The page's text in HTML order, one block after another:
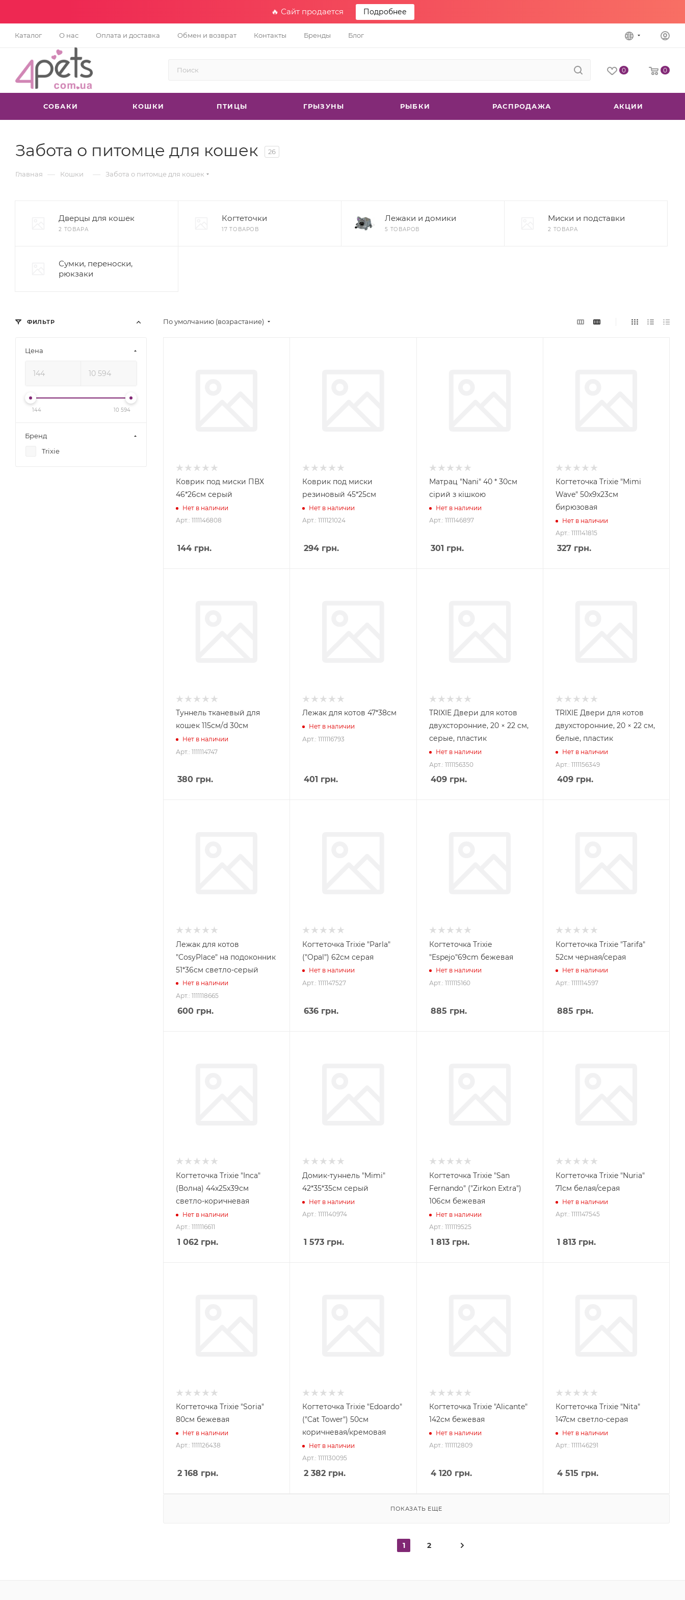
🔥 Сайт продается Подробнее
Каталог О нас Оплата и доставка Обмен и возврат Контакты Бренды Блог
0 0
СОБАКИ КОШКИ ПТИЦЫ ГРЫЗУНЫ РЫБКИ РАСПРОДАЖА АКЦИИ
Забота о питомце для кошек 26
Главная — Кошки — Забота о питомце для кошек
Дверцы для кошек
2 ТОВАРА
Когтеточки
17 ТОВАРОВ
Лежаки и домики
5 ТОВАРОВ
Миски и подставки
2 ТОВАРА
Сумки, переноски,
рюкзаки
По умолчанию (возрастание)
Коврик под миски ПВХ
46*26см серый
Нет в наличии
Арт.: 1111146808
144 грн.
Коврик под миски
резиновый 45*25см
Нет в наличии
Арт.: 1111121024
294 грн.
Матрац "Nani" 40 * 30см
сірий з кішкою
Нет в наличии
Арт.: 1111146897
301 грн.
Когтеточка Trixie "Mimi
Wave" 50х9х23см
бирюзовая
Нет в наличии
Арт.: 1111141815
327грн.
Туннель тканевый для
кошек 115см/d 30см
Нет в наличии
Арт.: 1111114747
380 грн.
Лежак для котов 47*38см
Нет в наличии
Арт.: 1111116793
401 грн.
TRIXIE Двери для котов
двухсторонние, 20 × 22 cм,
серые, пластик
Нет в наличии
Арт.: 1111156350
409грн.
TRIXIE Двери для котов
двухсторонние, 20 × 22 cм,
белые, пластик
Нет в наличии
Арт.: 1111156349
409грн.
Лежак для котов
"CosyPlace" на подоконник
51*36см светло-серый
Нет в наличии
Арт.: 1111118665
600 грн.
Когтеточка Trixie "Parla"
("Opal") 62см серая
Нет в наличии
Арт.: 1111147527
636 грн.
Когтеточка Trixie
"Espejo"69cm бежевая
Нет в наличии
Арт.: 1111115160
885 грн.
Когтеточка Trixie "Tarifa"
52см черная/серая
Нет в наличии
Арт.: 1111114597
885 грн.
Когтеточка Trixie "Inca"
(Волна) 44х25х39см
светло-коричневая
Нет в наличии
Арт.: 1111116611
1 062 грн.
Домик-туннель "Mimi"
42*35*35см серый
Нет в наличии
Арт.: 1111140974
1 573 грн.
Когтеточка Trixie "San
Fernando" ("Zirkon Extra")
106см бежевая
Нет в наличии
Арт.: 1111119525
1 813грн.
Когтеточка Trixie "Nuria"
71см белая/серая
Нет в наличии
Арт.: 1111147545
1 813грн.
Когтеточка Trixie "Soria"
80см бежевая
Нет в наличии
Арт.: 1111126438
2 168 грн.
Когтеточка Trixie "Edoardo"
("Cat Tower") 50см
коричневая/кремовая
Нет в наличии
Арт.: 1111130095
2 382 грн.
Когтеточка Trixie "Alicante"
142см бежевая
Нет в наличии
Арт.: 1111112809
4 120грн.
Когтеточка Trixie "Nita"
147см светло-серая
Нет в наличии
Арт.: 1111146291
4 515 грн.
ПОКАЗАТЬ ЕЩЕ
1 2
ФИЛЬТР
Цена
144 10 594
Бренд
Trixie